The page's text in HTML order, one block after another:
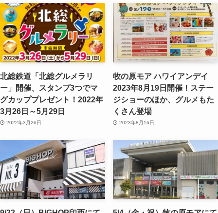
北総鉄道「北総グルメラリ
ー」開催、スタンプ3つでマ
グカッププレゼント！2022年
3月26日～5月29日
2022年3月26日
牧の原モア ハワイアンデイ
2023年8月19日開催！ステー
ジショーのほか、グルメもた
くさん登場
2023年8月16日